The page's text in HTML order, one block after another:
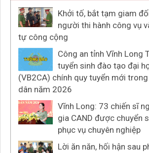
Khởi tố, bắt tạm giam
người thi hành công vụ
tự công cộng
Công an tỉnh Vĩnh Long
tuyển sinh đào tạo đại
(VB2CA) chính quy tuyển mới
dân năm 2026
Vĩnh Long: 73 chiến sĩ
gia CAND được chuyển
phục vụ chuyên nghiệp
Lời ăn năn, hối hận sau